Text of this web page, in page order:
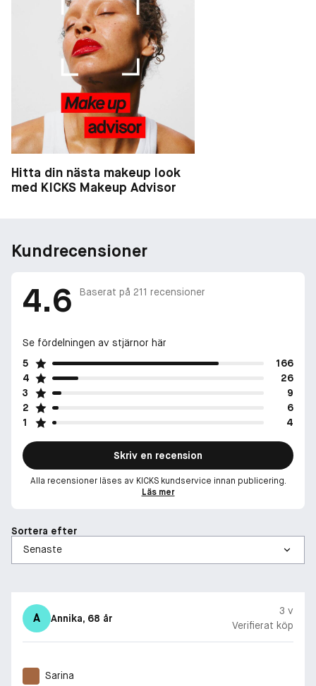
Hitta din nästa makeup look
med KICKS Makeup Advisor
Kundrecensioner
4.6 Baserat på 211 recensioner
Se fördelningen av stjärnor här
5
166
4
26
3
9
2
6
1
4
Skriv en recension
Alla recensioner läses av KICKS kundservice innan publicering.
Läs mer
Sortera efter
A Annika, 68 år
3 v
Verifierat köp
Sarina